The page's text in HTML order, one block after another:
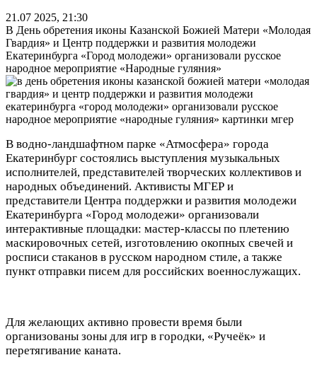
21.07 2025, 21:30
В День обретения иконы Казанской Божией Матери «Молодая
Гвардия» и Центр поддержки и развития молодежи
Екатеринбурга «Город молодежи» организовали русское
народное мероприятие «Народные гуляния»
В водно-ландшафтном парке «Атмосфера» города
Екатеринбург состоялись выступления музыкальных
исполнителей, представителей творческих коллективов и
народных объединений. Активисты МГЕР и
представители Центра поддержки и развития молодежи
Екатеринбурга «Город молодежи» организовали
интерактивные площадки: мастер-классы по плетению
маскировочных сетей, изготовлению окопных свечей и
росписи стаканов в русском народном стиле, а также
пункт отправки писем для российских военнослужащих.
Для желающих активно провести время были
организованы зоны для игр в городки, «Ручеёк» и
перетягивание каната.